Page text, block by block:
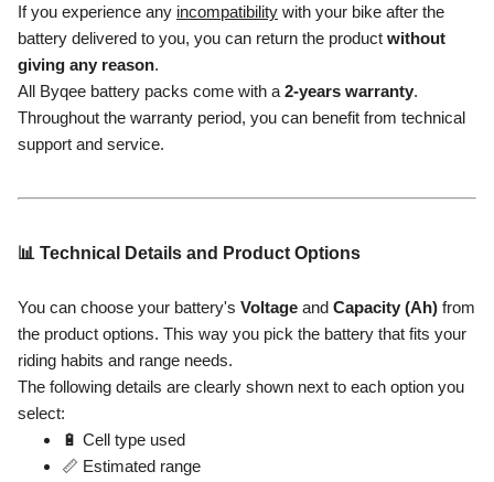
If you experience any incompatibility with your bike after the
battery delivered to you, you can return the product without
giving any reason.
All Byqee battery packs come with a 2-years warranty.
Throughout the warranty period, you can benefit from technical
support and service.
📊 Technical Details and Product Options
You can choose your battery's Voltage and Capacity (Ah) from
the product options. This way you pick the battery that fits your
riding habits and range needs.
The following details are clearly shown next to each option you
select:
🔋 Cell type used
📏 Estimated range